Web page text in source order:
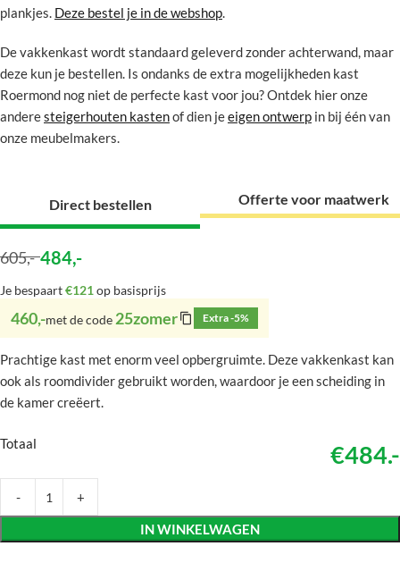
plankjes. Deze bestel je in de webshop.
De vakkenkast wordt standaard geleverd zonder achterwand, maar
deze kun je bestellen. Is ondanks de extra mogelijkheden kast
Roermond nog niet de perfecte kast voor jou? Ontdek hier onze
anderesteigerhouten kastenof dien jeeigen ontwerp in bij één van
onze meubelmakers.
Direct bestellen Offerte voor maatwerk
605,- 484,-
Je bespaart€121 op basisprijs
460,-met de code 25zomer Extra -5%
Prachtige kast met enorm veel opbergruimte. Deze vakkenkast kan
ook als roomdivider gebruikt worden, waardoor je een scheiding in
de kamer creëert.
Totaal €484.-
IN WINKELWAGEN